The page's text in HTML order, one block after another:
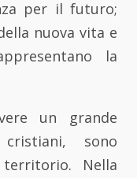
per il futuro;
nuova vita e
la
un grande
sono
Nella